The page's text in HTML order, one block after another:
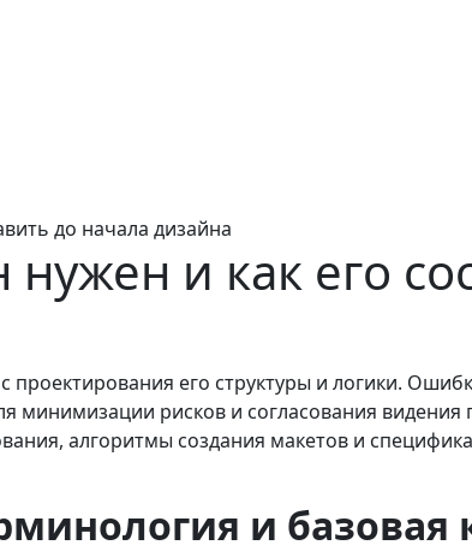
до начала дизайна
и как его
проектирования его структуры и логики.
минимизации рисков и согласования
алгоритмы создания макетов и
и базовая